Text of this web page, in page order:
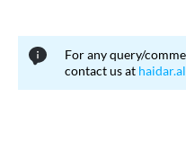
For any query/
contact us at